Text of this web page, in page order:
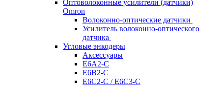
Оптоволоконные усилители (датчики)
Omron
Волоконно-оптические датчики
Усилитель волоконно-оптического
датчика
Угловые энкодеры
Аксессуары
E6A2-C
E6B2-C
E6C2-C / E6C3-C